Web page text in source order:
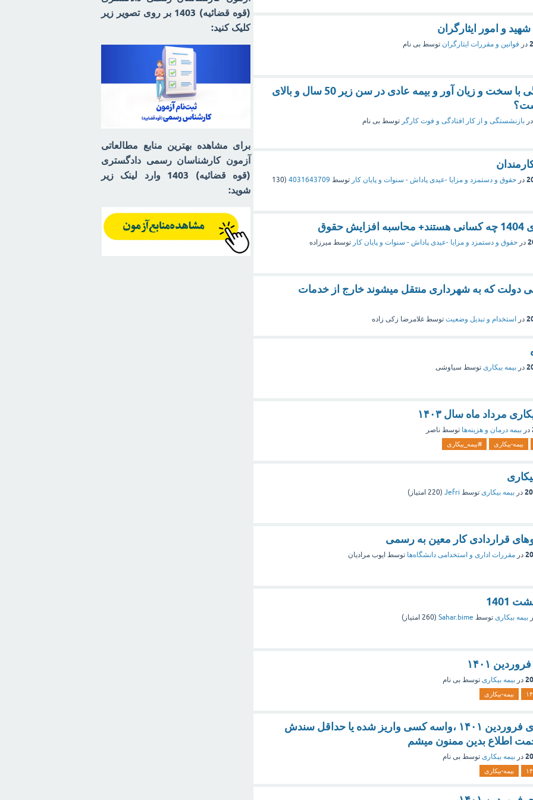
و امور ایثارگران
در قوانین و مقررات ایثارگران توسط بی نام
شرایط بازنشستگی با سخت و زیان آور و بیمه عادی در سن زیر 50 سال و بالای
در بازنشستگی و از کار افتادگی و فوت کارگر توسط بی نام
در حقوق و دستمزد و مزایا -عیدی پاداش - سنوات و پایان کار توسط 4031643709
(
130
در حقوق و دستمزد و مزایا -عیدی پاداش - سنوات و پایان کار توسط میرزاده
دولت که به شهرداری منتقل میشوند خارج از خدمات
در استخدام و تبدیل وضعیت توسط غلامرضا زکی زاده
در بیمه بیکاری توسط سیاوشی
مرداد ماه سال ۱۴۰۳
در بیمه درمان و هزینه‌ها توسط ناصر
بیمه-بیکاری #بیمه_بیکاری
در بیمه بیکاری توسط Jefri
(
220 امتیاز)
قراردادی کار معین به رسمی
در مقررات اداری و استخدامی دانشگاه‌ها توسط ایوب مرادیان
1401
بیمه بیکاری توسط Sahar.bime
(
260 امتیاز)
۱۴۰۱
در بیمه بیکاری توسط بی نام
بیمه-بیکاری
واریزی بیمه بیکاری فروردین ۱۴۰۱ ،واسه کسی واریز شده یا حداقل سندش
اطلاع بدین ممنون میشم
در بیمه بیکاری توسط بی نام
بیمه-بیکاری
(قوه قضائیه) 1403 بر روی تصویر زیر
کلیک کنید:
برای مشاهده بهترین منابع مطالعاتی
آزمون کارشناسان رسمی دادگستری
(قوه قضائیه) 1403 وارد لینک زیر
شوید: